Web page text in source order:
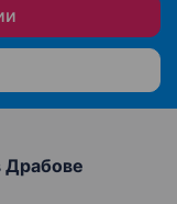
Драбове